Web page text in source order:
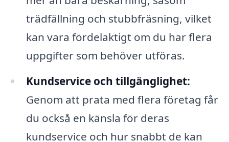
trädfällning och stubbfräsning, vilket
kan vara fördelaktigt om du har flera
uppgifter som behöver utföras.
Kundservice och tillgänglighet:
Genom att prata med flera företag får
du också en känsla för deras
kundservice och hur snabbt de kan